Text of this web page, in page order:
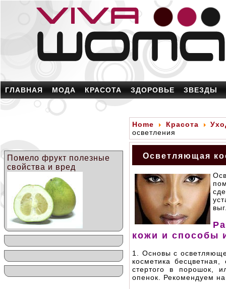
ГЛАВНАЯ МОДА КРАСОТА ЗДОРОВЬЕ ЗВЕЗДЫ
Помело фрукт полезные
свойства и вред
Home Красота
осветления
Осветляющая
кожи и способы
1. Основы с
косметика
стертого в порошок,
опенок. Рекомендуем